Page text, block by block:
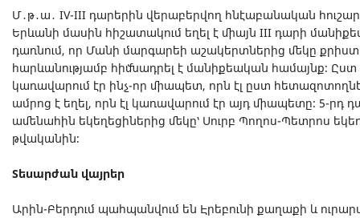
Մ․թ․ա․ IV-III դարերին վերաբերվող հնէաբանական
Երևանի մասին հիշատակում եղել է միայն III դարի
դառնում, որ Մանի մարգարեի աշակերտներից մեկը
հարևանությամբ հիմնադրել է մանիքեական համայնք։
կառավարում էր ինչ-որ միապետ, որն էլ ըստ
ամրոց է եղել, որն էլ կառավարում էր այդ միապետը։ 5-րդ
ամենահին եկեղեցիներից մեկը՝ Սուրբ Պողոս-Պետրոս
թվականին։
Տեսարժան վայրեր
Արին-Բերդում պահպանվում են Էրեբունի քաղաքի և